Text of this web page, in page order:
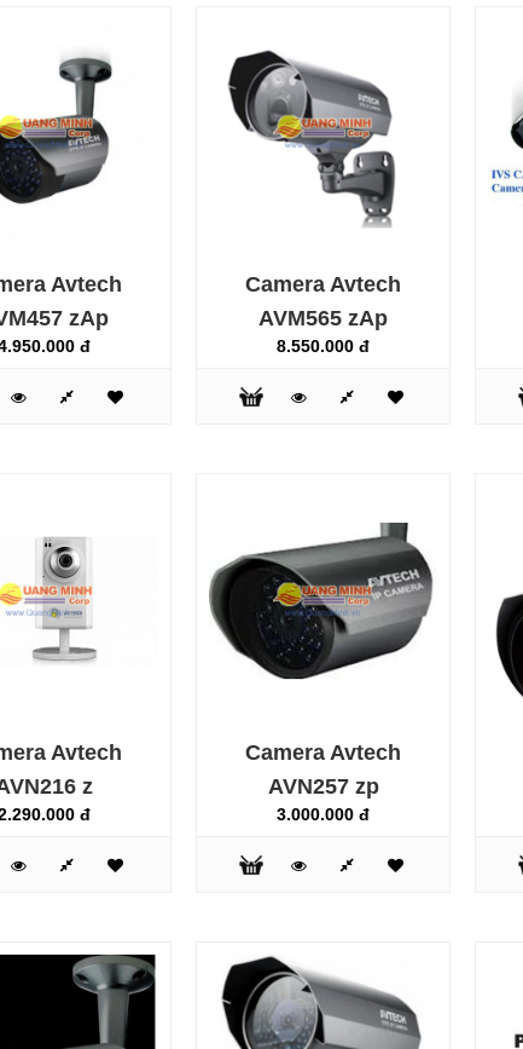
Camera Avtech AVC412
zAp
1.467.000 đ
Camera Avtech AVK 017 zp
2.640.000 đ
Avtech
zAp
đ
Camera Avtech
AVM565 zAp
8.550.000 đ
Avtech
z
đ
Camera Avtech
AVN257 zp
3.000.000 đ